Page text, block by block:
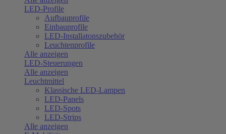
LED-Profile
Aufbauprofile
Einbauprofile
LED-Installatonszubehör
Leuchtenprofile
Alle anzeigen
LED-Steuerungen
Alle anzeigen
Leuchtmittel
Klassische LED-Lampen
LED-Panels
LED-Spots
LED-Strips
Alle anzeigen